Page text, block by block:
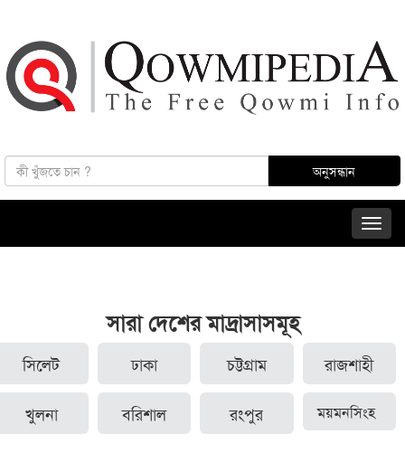
সারা দেশের মাদ্রাসাসমূহ
সিলেট ঢাকা চট্টগ্রাম রাজশাহী
খুলনা বরিশাল রংপুর ময়মনসিংহ